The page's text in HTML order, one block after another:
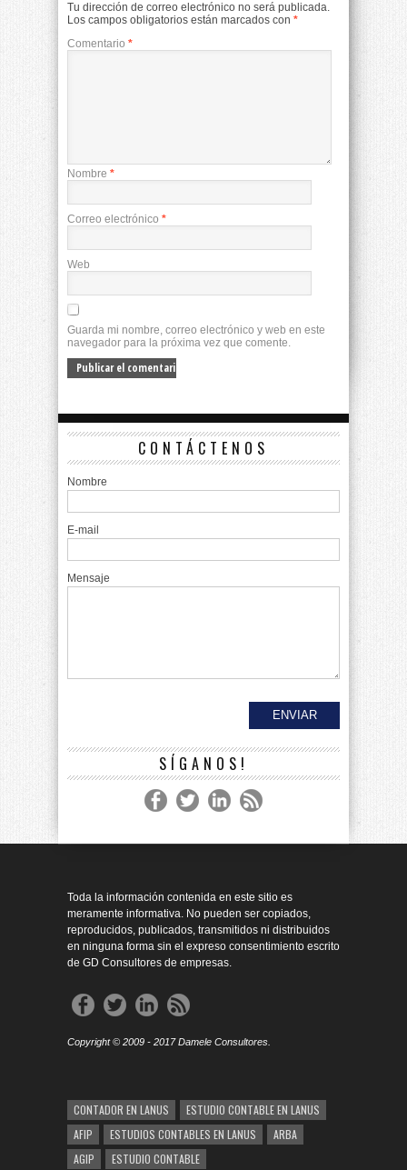
Tu dirección de correo electrónico no será publicada.
Los campos obligatorios están marcados con *
Comentario *
Nombre *
Correo electrónico *
Web
Guarda mi nombre, correo electrónico y web en este
navegador para la próxima vez que comente.
CONTÁCTENOS
Nombre
E-mail
Mensaje
SÍGANOS!
Toda la información contenida en este sitio es
meramente informativa. No pueden ser copiados,
reproducidos, publicados, transmitidos ni distribuidos
en ninguna forma sin el expreso consentimiento escrito
de GD Consultores de empresas.
Copyright © 2009 - 2017 Damele Consultores.
CONTADOR EN LANUS
ESTUDIO CONTABLE EN LANUS
AFIP
ESTUDIOS CONTABLES EN LANUS
ARBA
AGIP
ESTUDIO CONTABLE